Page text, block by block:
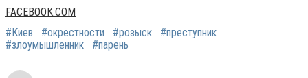
FACEBOOK.COM
#Киев
#окрестности #розыск
#преступник
#злоумышленник
#парень